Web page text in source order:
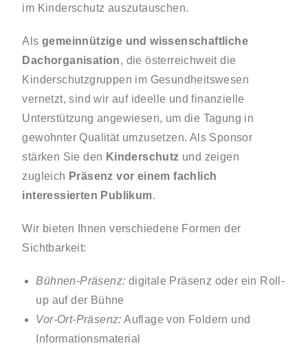
im Kinderschutz auszutauschen.
Alsgemeinnützige und wissenschaftliche
Dachorganisation, die österreichweit die
Kinderschutzgruppen im Gesundheitswesen
vernetzt, sind wir auf ideelle und finanzielle
Unterstützung angewiesen, um die Tagung in
gewohnter Qualität umzusetzen. Als Sponsor
stärken Sie den Kinderschutz und zeigen
zugleich Präsenz vor einem fachlich
interessierten Publikum.
Wir bieten Ihnen verschiedene Formen der
Sichtbarkeit:
Bühnen-Präsenz: digitale Präsenz oder ein Roll-
up auf der Bühne
Vor-Ort-Präsenz: Auflage von Foldern und
Informationsmaterial